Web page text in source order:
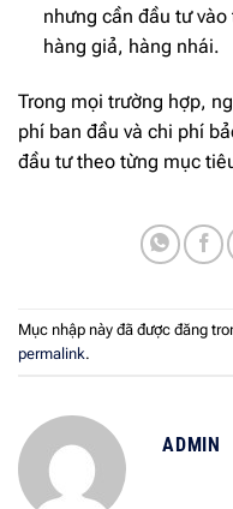
nhưng cần đầu tư
hàng giả, hàng nhái.
Trong mọi trường hợp,
phí ban đầu và chi phí
đầu tư theo từng mục
Mục nhập này đã được đăng
permalink.
ADMIN